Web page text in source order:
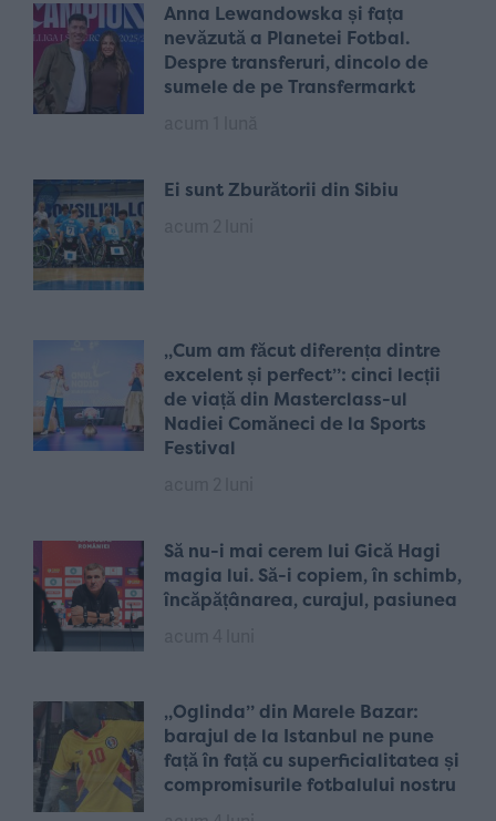
Anna Lewandowska și fața
nevăzută a Planetei Fotbal.
Despre transferuri, dincolo de
sumele de pe Transfermarkt
Ei sunt Zburătorii din Sibiu
„Cum am făcut diferența dintre
excelent și perfect”: cinci lecții
de viață din Masterclass-ul
Nadiei Comăneci de la Sports
Festival
Să nu-i mai cerem lui Gică Hagi
magia lui. Să-i copiem, în schimb,
încăpățânarea, curajul, pasiunea
„Oglinda” din Marele Bazar:
barajul de la Istanbul ne pune
față în față cu superficialitatea și
compromisurile fotbalului nostru